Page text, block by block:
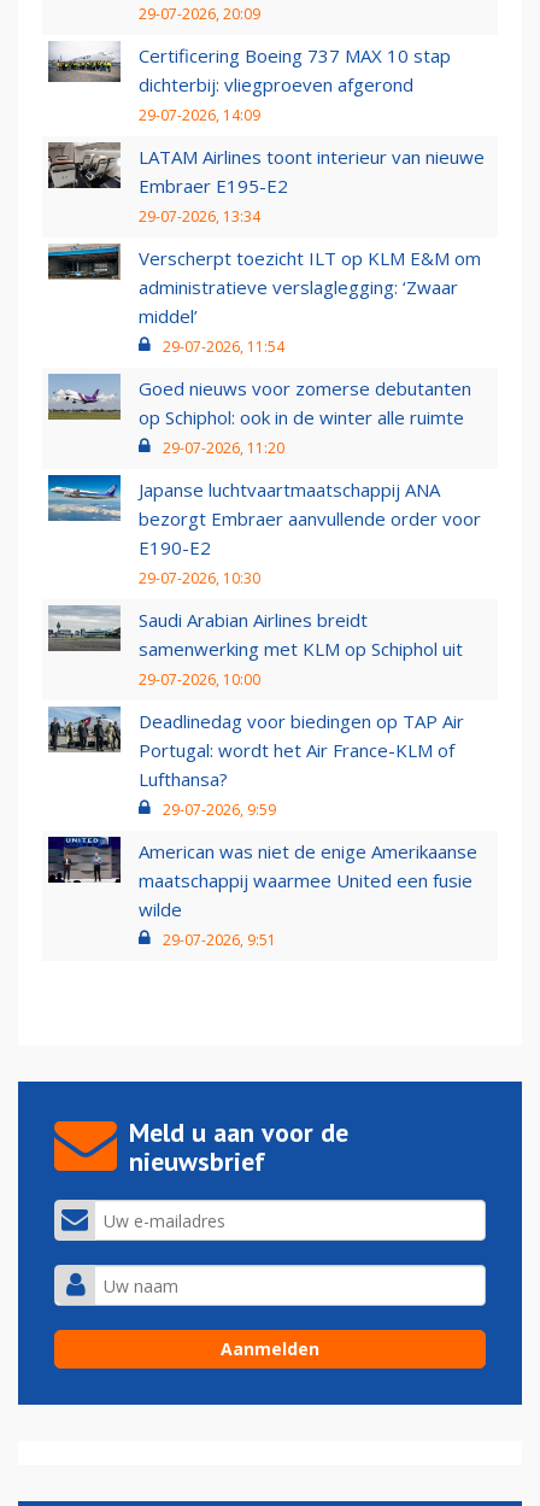
29-07-2026, 20:09
Certificering Boeing 737 MAX 10 stap
dichterbij: vliegproeven afgerond
29-07-2026, 14:09
LATAM Airlines toont interieur van nieuwe
Embraer E195-E2
29-07-2026, 13:34
Verscherpt toezicht ILT op KLM E&M om
administratieve verslaglegging: ‘Zwaar
middel’
29-07-2026, 11:54
Goed nieuws voor zomerse debutanten
op Schiphol: ook in de winter alle ruimte
29-07-2026, 11:20
Japanse luchtvaartmaatschappij ANA
bezorgt Embraer aanvullende order voor
E190-E2
29-07-2026, 10:30
Saudi Arabian Airlines breidt
samenwerking met KLM op Schiphol uit
29-07-2026, 10:00
Deadlinedag voor biedingen op TAP Air
Portugal: wordt het Air France-KLM of
Lufthansa?
29-07-2026, 9:59
American was niet de enige Amerikaanse
maatschappij waarmee United een fusie
wilde
29-07-2026, 9:51
Meld u aan voor de
nieuwsbrief